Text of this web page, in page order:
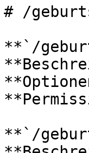
# /
**`/
**`/